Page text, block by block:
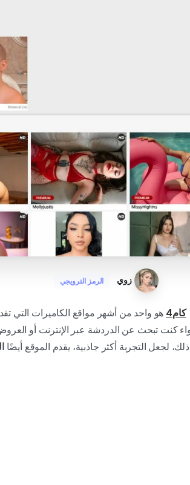
زوي الرمز الترويجي
كام4
هو واحد من أشهر مواقع الكاميرات التي
ذلك، لجعل التجربة أكثر جاذبية، يقدم الموقع أيضًا